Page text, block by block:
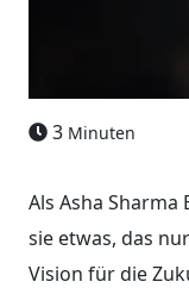
3 Minuten
Als Asha
sie etwas, das
Vision für die